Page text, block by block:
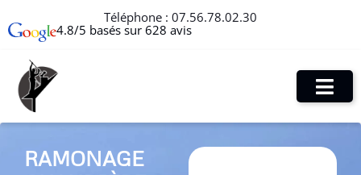
Téléphone : 07.56.78.02.30
4.8/5 basés sur 628 avis
RAMONAGE